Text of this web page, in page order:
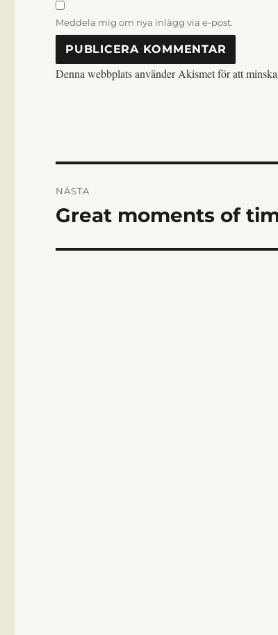
Meddela mig om nya inlägg via e-post.
Denna webbplats använder Akismet för att
NÄSTA
Nästa
Great moments of